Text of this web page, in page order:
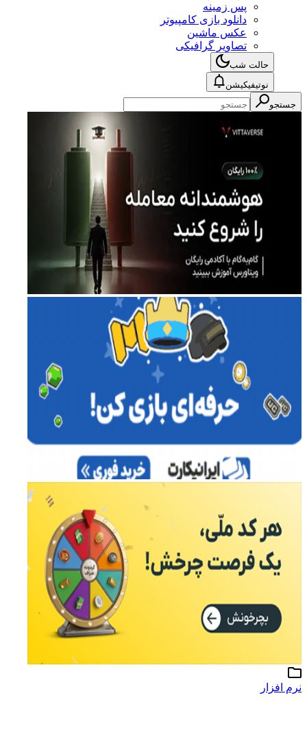
پس زمینه
دانلود بازی کامپیوتر
عکس ماشین
تصاویر گرافیکی
حالت شب
نوتیفیکیشن
جستجو
نرم افزار